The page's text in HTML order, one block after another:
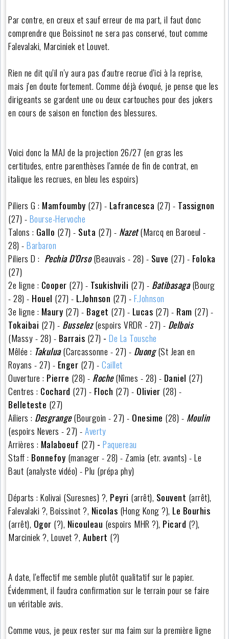
Par contre, en creux et sauf erreur de ma part, il faut donc
comprendre que Boissinot ne sera pas conservé, tout comme
Falevalaki, Marciniek et Louvet.
Rien ne dit qu'il n'y aura pas d'autre recrue d'ici à la reprise,
mais j'en doute fortement. Comme déjà évoqué, je pense que les
dirigeants se gardent une ou deux cartouches pour des jokers
en cours de saison en fonction des blessures.
Voici donc la MAJ de la projection 26/27 (en gras les
certitudes, entre parenthèses l'année de fin de contrat, en
italique les recrues, en bleu les espoirs)
Piliers G : Mamfoumby (27) - Lafrancesca (27) - Tassignon
(27) -Bourse-Hervoche
Talons : Gallo (27) - Suta (27) - Nazet(Marcq en Baroeul -
28) -Barbaron
Piliers D : Pechia D'Orso(Beauvais - 28) - Suve (27) - Foloka
(27)
2e ligne : Cooper (27) - Tsukishvili (27) - Batibasaga(Bourg
- 28) - Houel (27) - L.Johnson (27) -F.Johnson
3e ligne : Maury (27) - Baget (27) - Lucas (27) - Ram (27) -
Tokaibai (27) - Busselez(espoirs VRDR - 27) - Delbois
(Massy - 28) - Barrais (27) - De La Tousche
Mêlée : Takulua(Carcassonne - 27) - Duong(St Jean en
Royans - 27) - Enger (27) -Caillet
Ouverture : Pierre (28) - Roche(Nîmes - 28) - Daniel (27)
Centres : Cochard (27) - Floch (27) - Olivier (28) -
Belleteste (27)
Ailiers : Desgrange(Bourgoin - 27) - Onesime (28) - Moulin
(espoirs Nevers - 27) -Averty
Arrières : Malaboeuf (27) -Paquereau
Staff : Bonnefoy (manager - 28) - Zamia (etr. avants) - Le
Baut (analyste vidéo) - Plu (prépa phy)
Départs : Kolivai (Suresnes) ?, Peyri (arrêt), Souvent (arrêt),
Falevalaki ?, Boissinot ?, Nicolas (Hong Kong ?), Le Bourhis
(arrêt), Ogor (?), Nicouleau (espoirs MHR ?), Picard (?),
Marciniek ?, Louvet ?, Aubert (?)
A date, l'effectif me semble plutôt qualitatif sur le papier.
Évidemment, il faudra confirmation sur le terrain pour se faire
un véritable avis.
Comme vous, je peux rester sur ma faim sur la première ligne